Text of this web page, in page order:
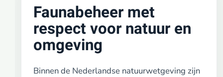
Faunabeheer met
respect voor natuur en
omgeving
Binnen de Nederlandse natuurwetgeving zijn